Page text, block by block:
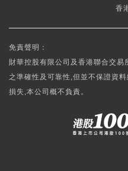
香
免責聲明：
財華控股有限公司及香港聯合交
之準確性及可靠性,但並不保證資
損失,本公司概不負責。